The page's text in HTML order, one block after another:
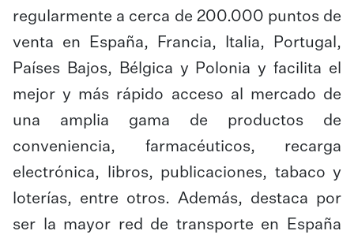
regularmente a cerca de 200.000 puntos de
venta en España, Francia, Italia, Portugal,
Países Bajos, Bélgica y Polonia y facilita el
mejor y más rápido acceso al mercado de
una amplia gama de productos de
conveniencia, farmacéuticos, recarga
electrónica, libros, publicaciones, tabaco y
loterías, entre otros. Además, destaca por
ser la mayor red de transporte en España